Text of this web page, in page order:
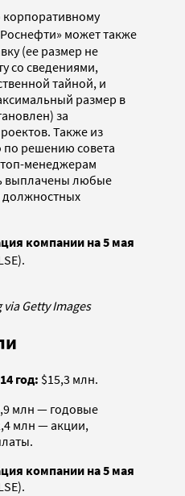
корпоративному
может также
(ее размер не
со сведениями,
тайной, и
размер в
за
Также из
по решению совета
менеджерам
выплачены любые
должностных
компании на 5 мая
Getty Images
год: $15,3 млн.
млн — годовые
млн — акции,
компании на 5 мая